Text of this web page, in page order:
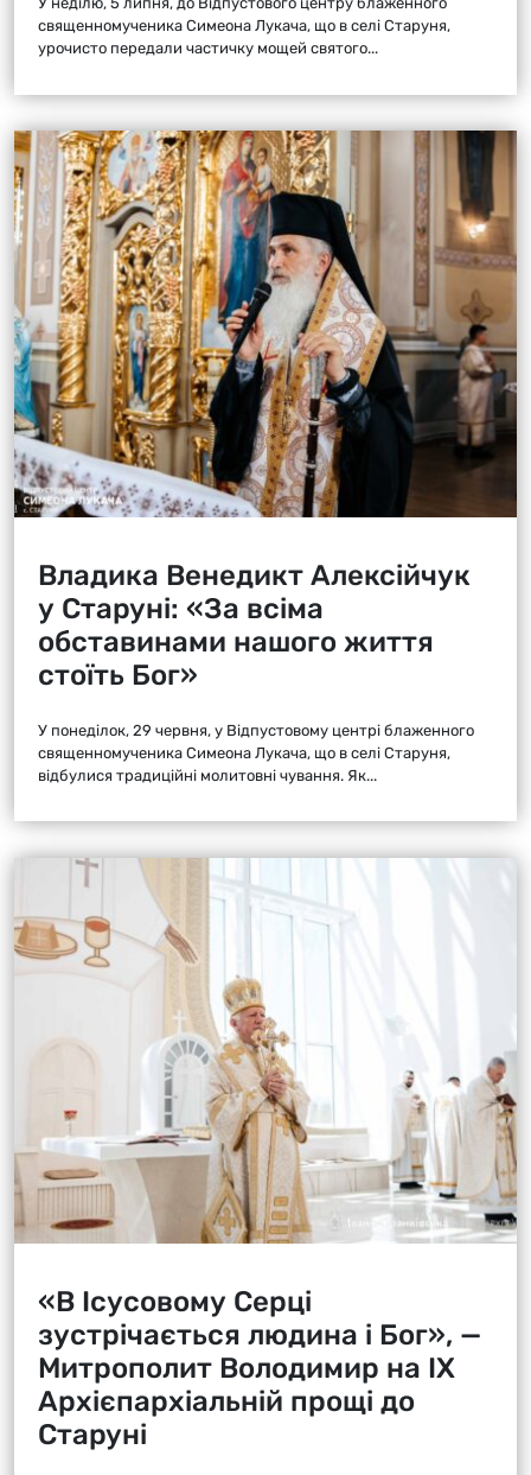
священномученика Симеона Лукача, що в селі Старуня,
урочисто передали частичку мощей святого...
Владика Венедикт Алексійчук
у Старуні: «За всіма
обставинами нашого життя
стоїть Бог»
У понеділок, 29 червня, у Відпустовому центрі блаженного
священномученика Симеона Лукача, що в селі Старуня,
відбулися традиційні молитовні чування. Як...
«В Ісусовому Серці
зустрічається людина і Бог», —
Митрополит Володимир на ІХ
Архієпархіальній прощі до
Старуні